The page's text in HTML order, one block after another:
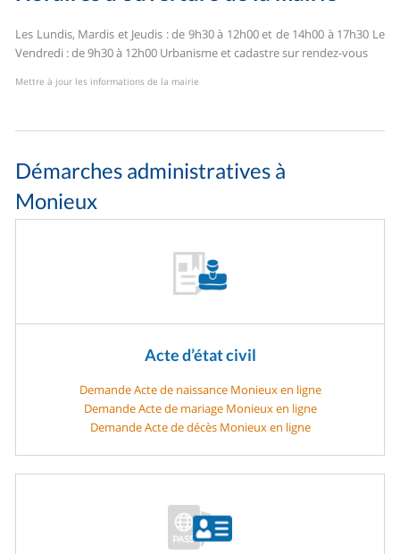
Les Lundis, Mardis et Jeudis : de 9h30 à 12h00 et de 14h00 à 17h30 Le
Vendredi : de 9h30 à 12h00 Urbanisme et cadastre sur rendez-vous
Mettre à jour les informations de la mairie
Démarches administratives à
Monieux
Acte d’état civil
Demande Acte de naissance Monieux en ligne
Demande Acte de mariage Monieux en ligne
Demande Acte de décès Monieux en ligne